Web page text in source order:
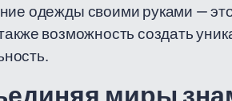
одежды своими руками —
возможность создать